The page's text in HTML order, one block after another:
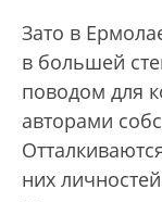
Зато в
в большей
поводом для
авторами
них